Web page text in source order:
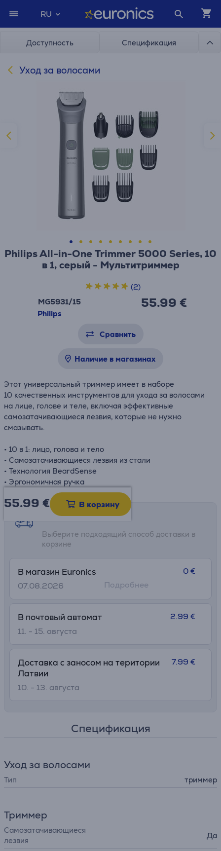
RU
Доступность Спецификация
Уход за волосами
Philips All-in-One Trimmer 5000 Series, 10
в 1, серый - Мультитриммер
MG5931/15
Philips
55.99 €
(2)
Сравнить
Наличие в магазинах
Этот универсальный триммер имеет в наборе
10 качественных инструментов для ухода за волосами
на лице, голове и теле, включая эффективные
самозатачивающиеся лезвия, которые не нужно
смазывать.
• 10 в 1: лицо, голова и тело
• Самозатачивающиеся лезвия из стали
• Технология BeardSense
• Эргономичная ручка
55.99 € В корзину
Возможности доставки
Выберите подходящий способ доставки в
корзине
В магазин Euronics
07.08.2026
0 €
Подробнее
В почтовый автомат
11. - 15. августа
2.99 €
Доставка с заносом на територии
Латвии
10. - 13. августа
7.99 €
Спецификация
Уход за волосами
Тип триммер
Триммер
Самозатачивающиеся
лезвия
Да